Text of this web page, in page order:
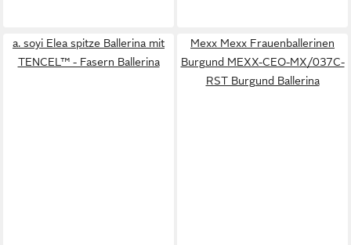
a. soyi Elea spitze Ballerina mit
TENCEL™ - Fasern Ballerina
Mexx Mexx Frauenballerinen
Burgund MEXX-CEO-MX/037C-
RST Burgund Ballerina